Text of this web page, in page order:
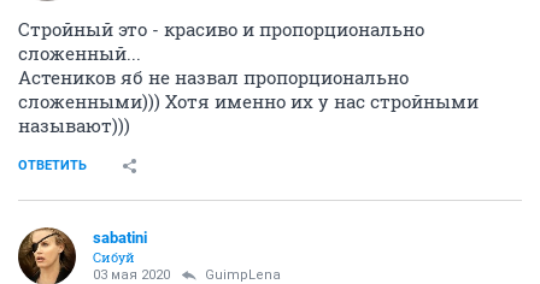
Стройный это - красиво и пропорционально
сложенный...
Астеников яб не назвал пропорционально
сложенными))) Хотя именно их у нас стройными
называют)))
ОТВЕТИТЬ
sabatini
Сибуй
03 мая 2020 GuimpLena